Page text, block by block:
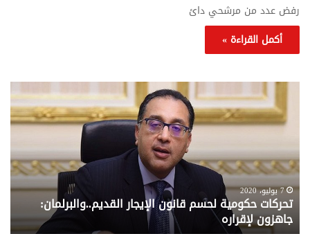
رفض عدد من مرشحي دائ
أكمل القراءة »
تحركات
حكومية
لحسم
قانون
القديم..والبرلمان:
جاهزون
لإقراره
7 يوليو، 2020
تحركات حكومية لحسم قانون الإيجار القديم..والبرلمان:
جاهزون لإقراره
..
من